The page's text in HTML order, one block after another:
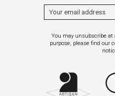
You may unsubscribe
purpose, please find our